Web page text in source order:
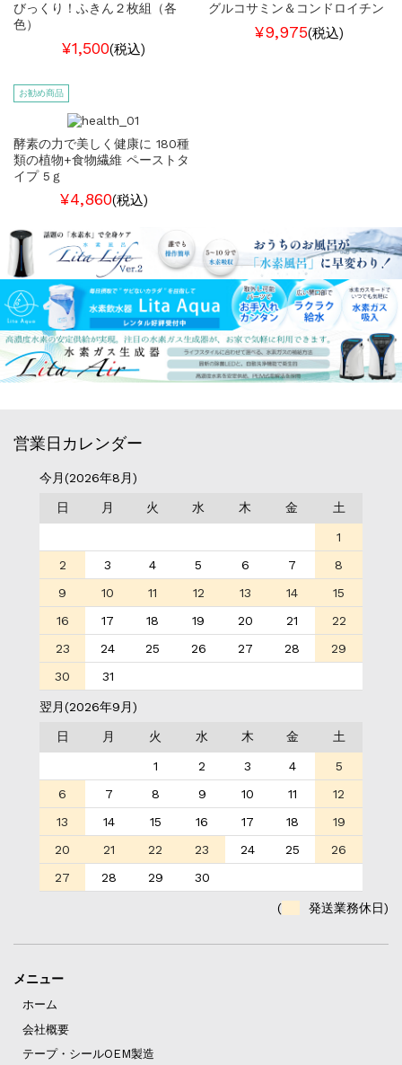
びっくり！ふきん２枚組（各
色）
¥1,500(税込)
グルコサミン＆コンドロイチン
¥9,975(税込)
お勧め商品
酵素の力で美しく健康に 180種
類の植物+食物繊維 ペーストタ
イプ 5ｇ
¥4,860(税込)
営業日カレンダー
今月(2026年8月)
日 月 火 水 木 金 土
1
2
3 4 5 6 7
8
9
10 11 12 13 14
15
16
17 18 19 20 21
22
23
24 25 26 27 28
29
30
31
翌月(2026年9月)
日 月 火 水 木 金 土
1 2 3 4
5
6
7 8 9 10 11
12
13
14 15 16 17 18
19
20
21 22 23 24 25
26
27
28 29 30
( 発送業務休日)
メニュー
ホーム
会社概要
テープ・シールOEM製造